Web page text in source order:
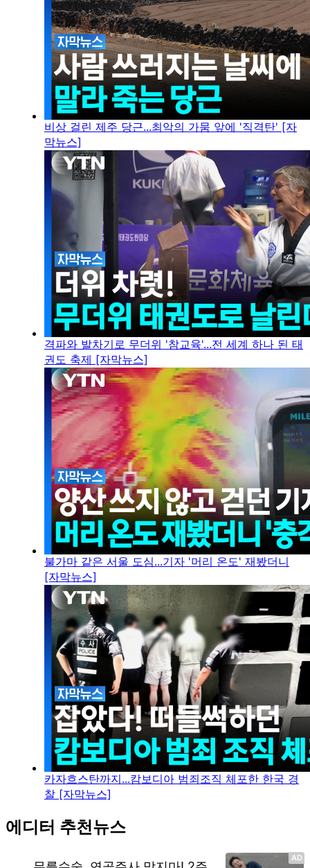
비상 걸린 제주 당근...최악의 가뭄 앞에 '직격탄' [자
막뉴스]
격파와 발차기로 무더위 '참교육'...전 세계 하나 된 태
권도 축제 [자막뉴스]
불가마 같은 서울 도심...기자 '머리 온도' 재봤더니
[자막뉴스]
카자흐스탄까지...캄보디아 범죄조직 체포한 한국 경
찰 [자막뉴스]
에디터 추천뉴스